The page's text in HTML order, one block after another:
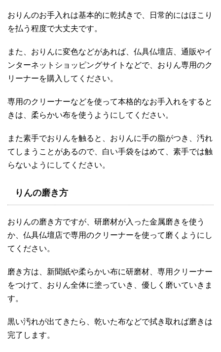
おりんのお手入れは基本的に乾拭きで、日常的にはほこり
を払う程度で大丈夫です。
また、おりんに変色などがあれば、仏具仏壇店、通販やイ
ンターネットショッピングサイトなどで、おりん専用のク
リーナーを購入してください。
専用のクリーナーなどを使って本格的なお手入れをすると
きは、柔らかい布を使うようにしてください。
また素手でおりんを触ると、おりんに手の脂がつき、汚れ
てしまうことがあるので、白い手袋をはめて、素手では触
らないようにしてください。
りんの磨き方
おりんの磨き方ですが、研磨材が入った金属磨きを使う
か、仏具仏壇店で専用のクリーナーを使って磨くようにし
てください。
磨き方は、新聞紙や柔らかい布に研磨材、専用クリーナー
をつけて、おりん全体に塗っていき、優しく磨いていきま
す。
黒い汚れが出てきたら、乾いた布などで拭き取れば磨きは
完了します。